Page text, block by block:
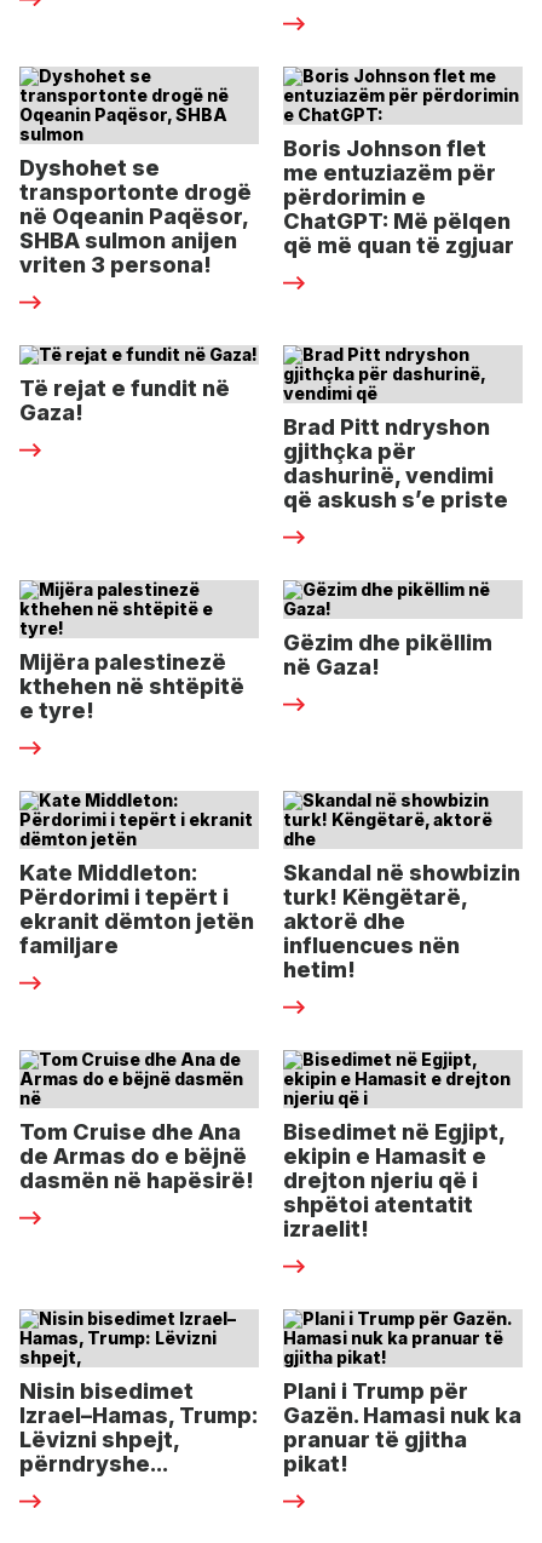
Dyshohet se
transportonte drogë
në Oqeanin Paqësor,
SHBA sulmon anijen
vriten 3 persona!
Boris Johnson flet
me entuziazëm për
përdorimin e
ChatGPT: Më pëlqen
që më quan të zgjuar
Të rejat e fundit në
Gaza!
Brad Pitt ndryshon
gjithçka për
dashurinë, vendimi
që askush s’e priste
Mijëra palestinezë
kthehen në shtëpitë
e tyre!
Gëzim dhe pikëllim
në Gaza!
Kate Middleton:
Përdorimi i tepërt i
ekranit dëmton jetën
familjare
Skandal në showbizin
turk! Këngëtarë,
aktorë dhe
influencues nën
hetim!
Tom Cruise dhe Ana
de Armas do e bëjnë
dasmën në hapësirë!
Bisedimet në Egjipt,
ekipin e Hamasit e
drejton njeriu që i
shpëtoi atentatit
izraelit!
Nisin bisedimet
Izrael–Hamas, Trump:
Lëvizni shpejt,
përndryshe...
Plani i Trump për
Gazën. Hamasi nuk ka
pranuar të gjitha
pikat!